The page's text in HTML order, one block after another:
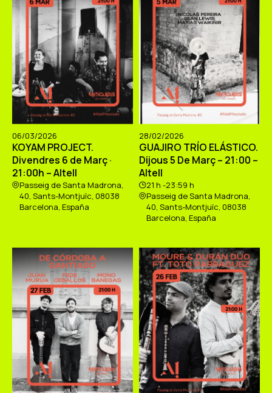
06/03/2026
KOYAM PROJECT.
Divendres 6 de Març ·
21:00h – Altell
Passeig de Santa Madrona,
40, Sants-Montjuïc, 08038
Barcelona, España
28/02/2026
GUAJIRO TRÍO ELÁSTICO.
Dijous 5 De Març – 21:00 –
Altell
21 h -23:59 h
Passeig de Santa Madrona,
40, Sants-Montjuïc, 08038
Barcelona, España